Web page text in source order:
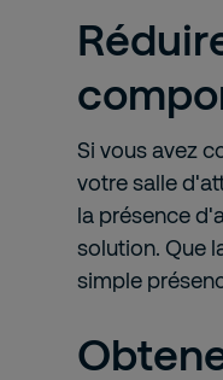
Si vous avez
votre salle
la présence
solution. Que
simple